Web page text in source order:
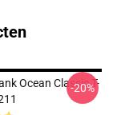
Ocean Classic T-
-20%